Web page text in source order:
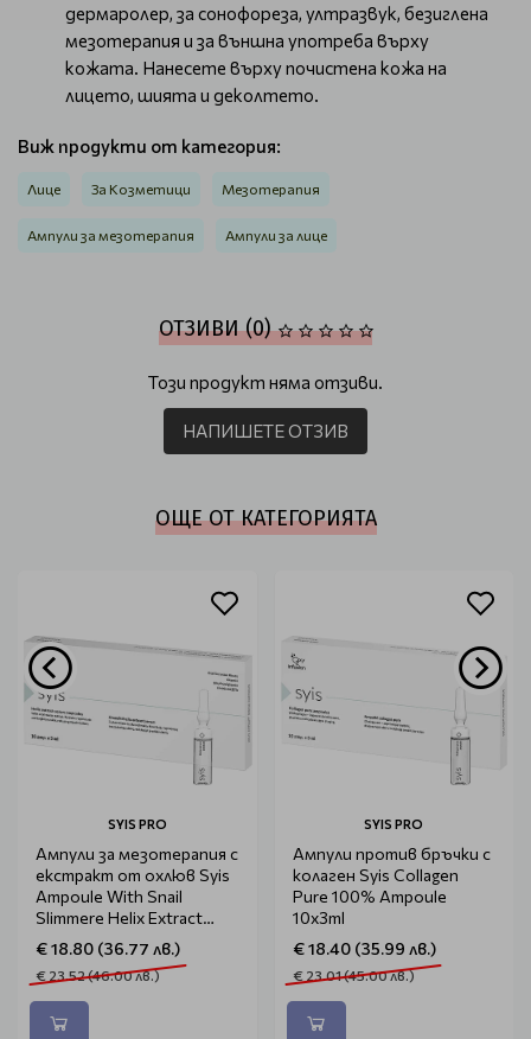
дермаролер, за сонофореза, ултразвук, безиглена
мезотерапия и за външна употреба върху
кожата. Нанесете върху почистена кожа на
лицето, шията и деколтето.
Виж продукти от категория:
Лице За Козметици Мезотерапия
Ампули за мезотерапия Ампули за лице
ОТЗИВИ (0)
Този продукт няма отзиви.
НАПИШЕТЕ ОТЗИВ
ОЩЕ ОТ КАТЕГОРИЯТА
SYIS PRO
Ампули за мезотерапия с
екстракт от охлюв Syis
Ampoule With Snail
Slimmere Helix Extract
Serum 10x3ml
€ 18.80 (36.77 лв.)
€ 23.52 (46.00 лв.)
SYIS PRO
Ампули против бръчки с
колаген Syis Collagen
Pure 100% Ampoule
10x3ml
€ 18.40 (35.99 лв.)
€ 23.01 (45.00 лв.)